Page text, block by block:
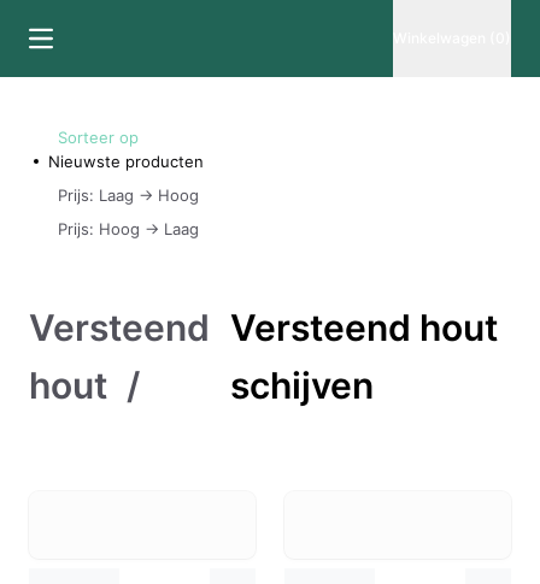
Sorteer op
Nieuwste producten
Prijs: Laag -> Hoog
Prijs: Hoog -> Laag
Versteend
hout /
Versteend hout
schijven